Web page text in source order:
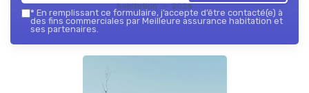
habitation — 2026
* En remplissant ce formulaire, j’accepte d’être contacté(e) à
des fins commerciales par Meilleure assurance habitation et
ses partenaires.